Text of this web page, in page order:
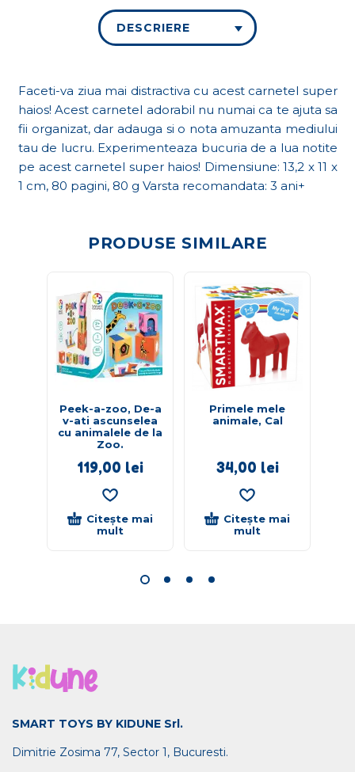
DESCRIERE
Faceti-va ziua mai distractiva cu acest carnetel super
haios! Acest carnetel adorabil nu numai ca te ajuta sa
fii organizat, dar adauga si o nota amuzanta mediului
tau de lucru. Experimenteaza bucuria de a lua notite
pe acest carnetel super haios! Dimensiune: 13,2 x 11 x
1 cm, 80 pagini, 80 g Varsta recomandata: 3 ani+
PRODUSE SIMILARE
Peek-a-zoo, De-a
v-ati ascunselea
cu animalele de la
Zoo.
119,00 lei
Citește mai
mult
Primele mele
animale, Cal
34,00 lei
Citește mai
mult
SMART TOYS BY KIDUNE Srl.
Dimitrie Zosima 77, Sector 1, Bucuresti.